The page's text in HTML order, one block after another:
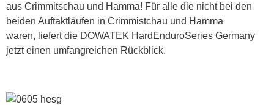
aus Crimmitschau und Hamma! Für alle die nicht bei den
beiden Auftaktläufen in Crimmistchau und Hamma
waren, liefert die DOWATEK HardEnduroSeries Germany
jetzt einen umfangreichen Rückblick.